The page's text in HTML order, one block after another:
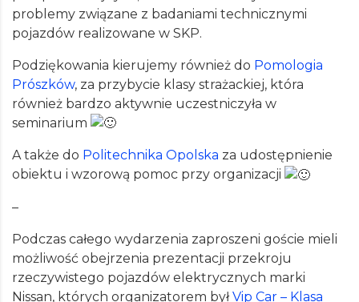
problemy związane z badaniami technicznymi
pojazdów realizowane w SKP.
Podziękowania kierujemy również do Pomologia
Prószków, za przybycie klasy strażackiej, która
również bardzo aktywnie uczestniczyła w
seminarium
A także do Politechnika Opolska za udostępnienie
obiektu i wzorową pomoc przy organizacji
–
Podczas całego wydarzenia zaproszeni goście mieli
możliwość obejrzenia prezentacji przekroju
rzeczywistego pojazdów elektrycznych marki
Nissan, których organizatorem byłVip Car – Klasa